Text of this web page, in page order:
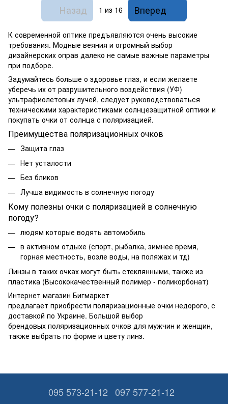
Назад 1 из 16 Вперед
К современной оптике предъявляются очень высокие
требования. Модные веяния и огромный выбор
дизайнерских оправ далеко не самые важные параметры
при подборе.
Задумайтесь больше о здоровье глаз, и если желаете
уберечь их от разрушительного воздействия (УФ)
ультрафиолетовых лучей, следует руководствоваться
техническими характеристиками солнцезащитной оптики и
покупать очки от солнца с поляризацией.
Преимущества поляризационных очков
Защита глаз
Нет усталости
Без бликов
Лучша видимость в солнечную погоду
Кому полезны очки с поляризацией в солнечную
погоду?
людям которые водять автомобиль
в активном отдыхе (спорт, рыбалка, зимнее время,
горная местность, возле воды, на поляжах и тд)
Линзы в таких очках могут быть стеклянными, также из
пластика (Высококачественный полимер - поликорбонат)
Интернет магазин Бигмаркет
предлагает приобрести поляризационные очки недорого, с
доставкой по Украине. Большой выбор
брендовых поляризационных очков для мужчин и женщин,
также выбрать по форме и цвету линз.
095 573-21-12 097 577-21-12